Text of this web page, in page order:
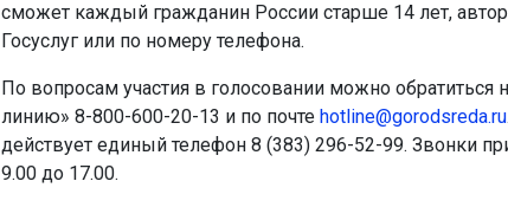
сможет каждый гражданин России старше 14 лет,
Госуслуг или по номеру телефона.
По вопросам участия в голосовании можно
линию» 8-800-600-20-13 и по почте hotline@gorodsreda.ru
действует единый телефон 8 (383) 296-52-99. Звонки
9.00 до 17.00.